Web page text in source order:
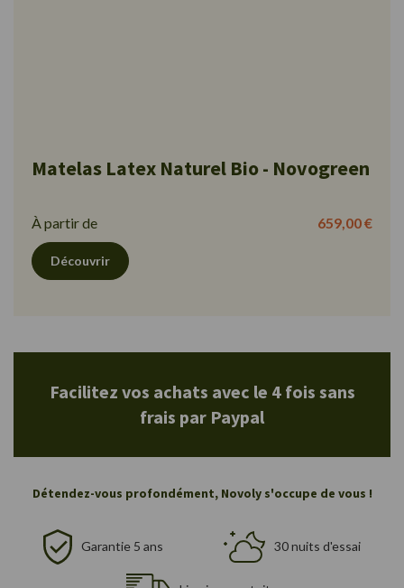
Matelas Latex Naturel Bio - Novogreen
À partir de 659,00 €
Découvrir
Facilitez vos achats avec le 4 fois sans
frais par Paypal
Détendez-vous profondément, Novoly s'occupe de vous !
Garantie 5 ans 30 nuits d'essai